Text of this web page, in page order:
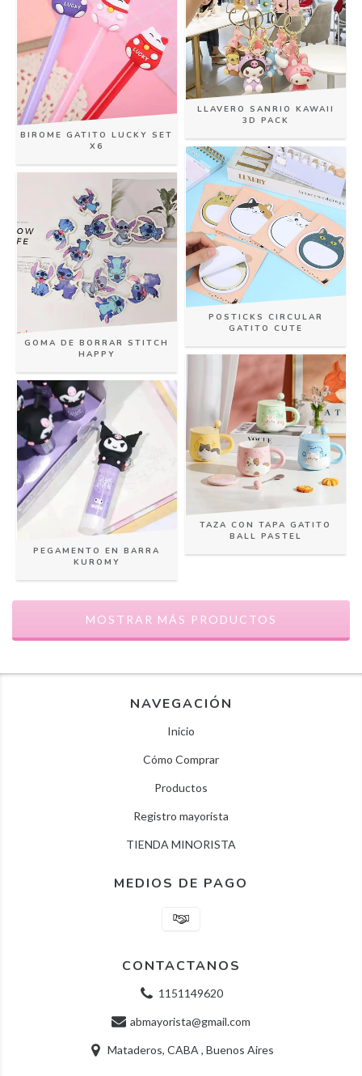
BIROME GATITO LUCKY SET
X6
LLAVERO SANRIO KAWAII
3D PACK
GOMA DE BORRAR STITCH
HAPPY
POSTICKS CIRCULAR
GATITO CUTE
PEGAMENTO EN BARRA
KUROMY
TAZA CON TAPA GATITO
BALL PASTEL
MOSTRAR MÁS PRODUCTOS
NAVEGACIÓN
Inicio
Cómo Comprar
Productos
Registro mayorista
TIENDA MINORISTA
MEDIOS DE PAGO
CONTACTANOS
1151149620
abmayorista@gmail.com
Mataderos, CABA , Buenos Aires